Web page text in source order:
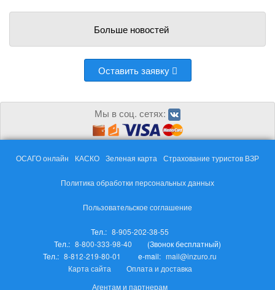
Больше новостей
Оставить заявку
Мы в соц. сетях:
ОСАГО онлайн КАСКО Зеленая карта Страхование туристов ВЗР
Политика обработки персональных данных
Пользовательское соглашение
Тел.: 8-905-202-38-55
Тел.: 8-800-333-98-40
(Звонок бесплатный)
Тел.: 8-812-219-80-01 e-mail: mail@inzuro.ru
Карта сайта
Оплата и доставка
Агентам и партнерам